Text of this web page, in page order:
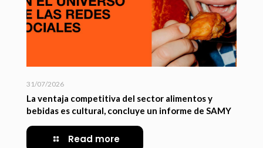
31/07/2026
La ventaja competitiva del sector alimentos y
bebidas es cultural, concluye un informe de SAMY
Read more